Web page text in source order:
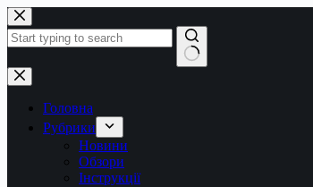
Перейти
до
вмісту
Немає
результатів
Головна
Рубрики
Новини
Обзори
Інструкції